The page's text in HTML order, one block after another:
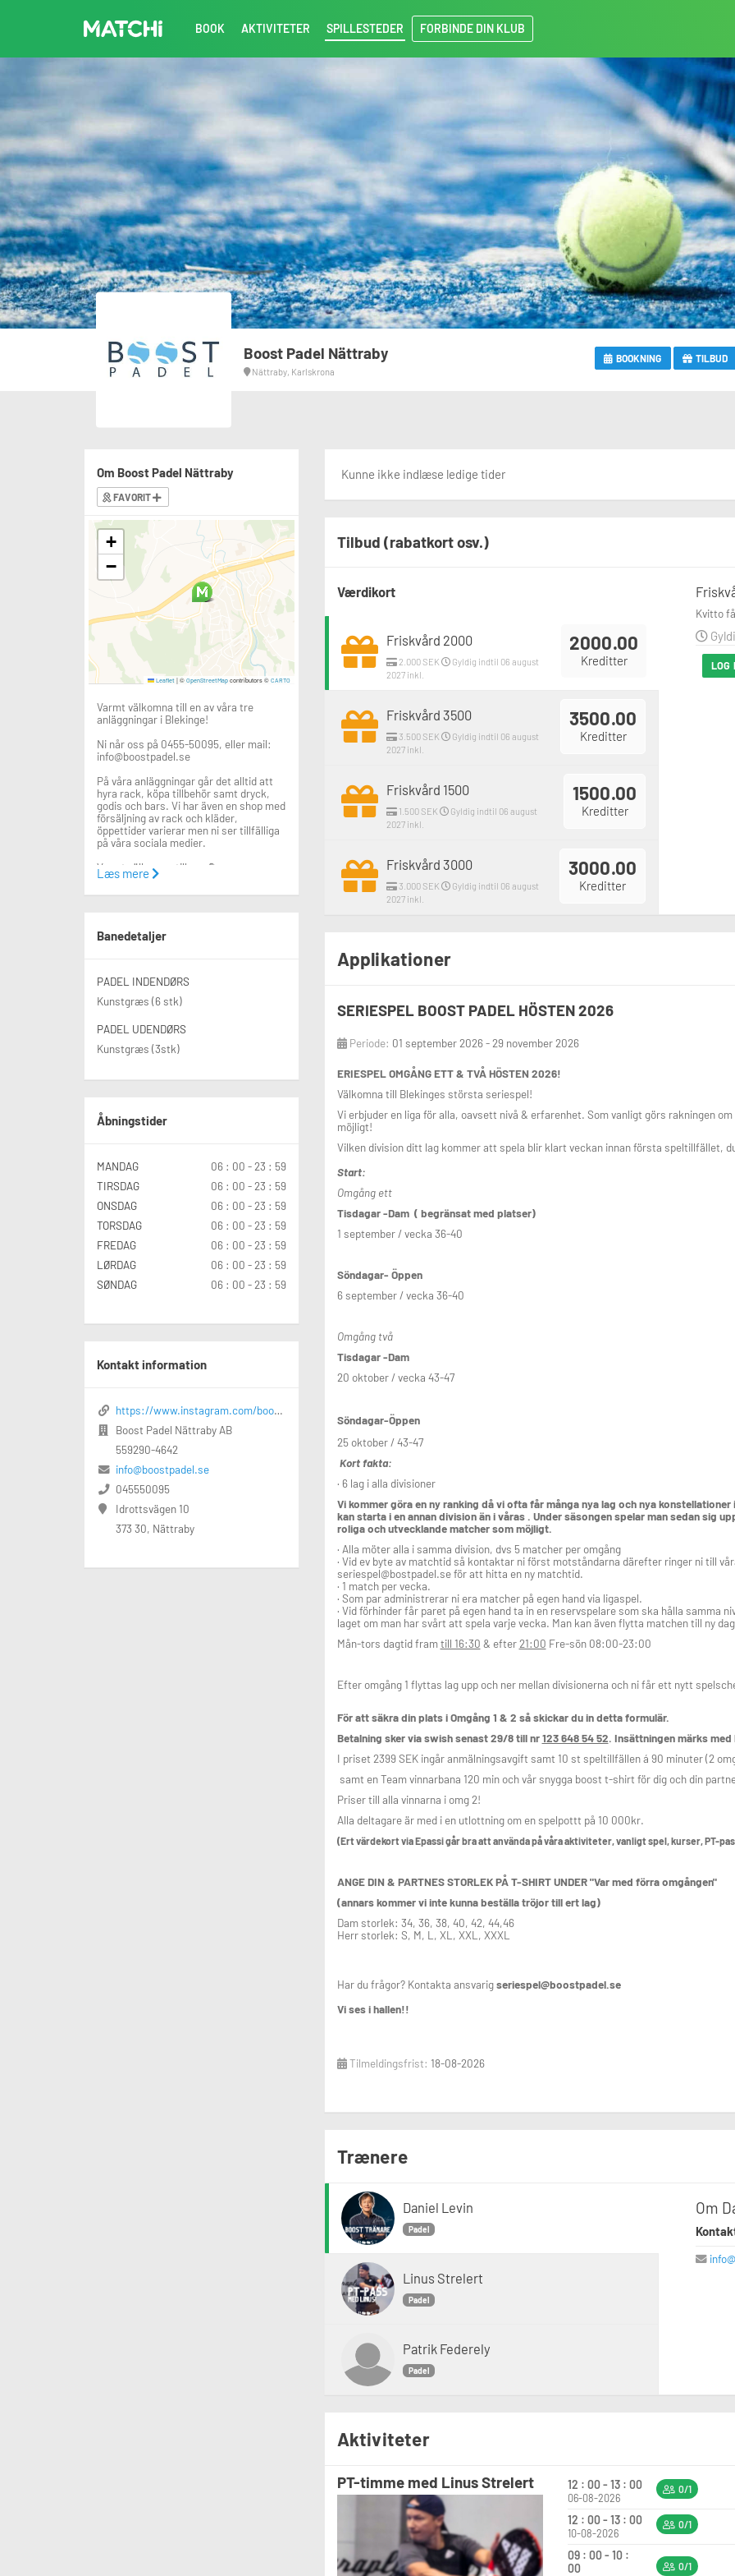
BOOK AKTIVITETER SPILLESTEDER FORBINDE DIN KLUB
Boost Padel Nättraby
Nättraby, Karlskrona
BOOKNING TILBUD
Kunne ikke indlæse ledige tider
Tilbud (rabatkort osv.)
Værdikort
2000.00
Kreditter
Friskvård 2000
2.000 SEK
Gyldig indtil 06 august
2027 inkl.
3500.00
Kreditter
Friskvård 3500
3.500 SEK
Gyldig indtil 06 august
2027 inkl.
1500.00
Kreditter
Friskvård 1500
1.500 SEK
Gyldig indtil 06 august
2027 inkl.
3000.00
Kreditter
Friskvård 3000
3.000 SEK
Gyldig indtil 06 august
2027 inkl.
Kvitto
LOG
Applikationer
SERIESPEL BOOST PADEL HÖSTEN 2026
Periode: 01 september 2026 - 29 november 2026
ERIESPEL OMGÅNG ETT & TVÅ HÖSTEN 2026!
Välkomna till Blekinges största seriespel!
Vi erbjuder en liga för alla, oavsett nivå & erfarenhet. Som vanligt görs rakningen
möjligt!
Vilken division ditt lag kommer att spela blir klart veckan innan första speltillfället,
Start:
Omgång ett
Tisdagar -Dam ( begränsat med platser)
1 september / vecka 36-40
Söndagar- Öppen
6 september / vecka 36-40
Omgång två
Tisdagar -Dam
20 oktober / vecka 43-47
Söndagar-Öppen
25 oktober / 43-47
Kort fakta:
· 6 lag i alla divisioner
Vi kommer göra en ny ranking då vi ofta får många nya lag och nya
kan starta i en annan division än i våras . Under säsongen spelar man sedan sig
roliga och utvecklande matcher som möjligt.
· Alla möter alla i samma division, dvs 5 matcher per omgång
· Vid ev byte av matchtid så kontaktar ni först motståndarna därefter ringer ni till
seriespel@bostpadel.se för att hitta en ny matchtid.
· 1 match per vecka.
· Som par administrerar ni era matcher på egen hand via ligaspel.
· Vid förhinder får paret på egen hand ta in en reservspelare som ska hålla samma
laget om man har svårt att spela varje vecka. Man kan även flytta matchen till ny
Mån-tors dagtid framtill 16:30 & efter21:00 Fre-sön 08:00-23:00
Efter omgång 1 flyttas lag upp och ner mellan divisionerna och ni får ett nytt
För att säkra din plats i Omgång 1 & 2 så skickar du in detta formulär.
Betalning sker via swish senast 29/8 till nr123 648 54 52. Insättningen märks med
I priset 2399 SEK ingår anmälningsavgift samt 10 st speltillfällen á 90 minuter (2
samt en Team vinnarbana 120 min och vår snygga boost t-shirt för dig och din
Priser till alla vinnarna i omg 2!
Alla deltagare är med i en utlottning om en spelpottt på 10 000kr.
(Ert värdekort via Epassi går bra att använda på våra aktiviteter, vanligt spel, kurser, PT-
ANGE DIN & PARTNES STORLEK PÅ T-SHIRT UNDER "Var med förra omgången"
(annars kommer vi inte kunna beställa tröjor till ert lag)
Dam storlek: 34, 36, 38, 40, 42, 44,46
Herr storlek: S, M, L, XL, XXL, XXXL
Har du frågor? Kontakta ansvarigseriespel@boostpadel.se
Vi ses i hallen!!
Tilmeldingsfrist: 18-08-2026
Trænere
Daniel Levin
Padel
Linus Strelert
Padel
Patrik Federely
Padel
Om
Aktiviteter
PT-timme med Linus Strelert 12 : 00 - 13 : 00
06-08-2026
0/1
12 : 00 - 13 : 00
10-08-2026
0/1
09 : 00 - 10 :
00
0/1
Om Boost Padel Nättraby
FAVORIT
+
−
Leaflet |© OpenStreetMapcontributors © CARTO
Varmt välkomna till en av våra tre
anläggningar i Blekinge!
Ni når oss på 0455-50095, eller mail:
info@boostpadel.se
På våra anläggningar går det alltid att
hyra rack, köpa tillbehör samt dryck,
godis och bars. Vi har även en shop med
försäljning av rack och kläder,
öppettider varierar men ni ser tillfälliga
på våra sociala medier.
Varmt välkomna till oss🎾
Följ oss gärna på sociala medier för
Læs mere
Banedetaljer
PADEL INDENDØRS
Kunstgræs (6 stk)
PADEL UDENDØRS
Kunstgræs (3stk)
Åbningstider
MANDAG
06 : 00 - 23 : 59
TIRSDAG
06 : 00 - 23 : 59
ONSDAG
06 : 00 - 23 : 59
TORSDAG
06 : 00 - 23 : 59
FREDAG
06 : 00 - 23 : 59
LØRDAG
06 : 00 - 23 : 59
SØNDAG
06 : 00 - 23 : 59
Kontakt information
https://www.instagram.com/boostpadelblekinge/
Boost Padel Nättraby AB
559290-4642
info@boostpadel.se
045550095
Idrottsvägen 10
373 30, Nättraby